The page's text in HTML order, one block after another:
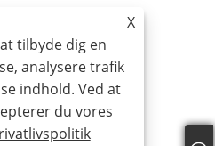
X
tilbyde dig en
analysere trafik
indhold. Ved at
du vores